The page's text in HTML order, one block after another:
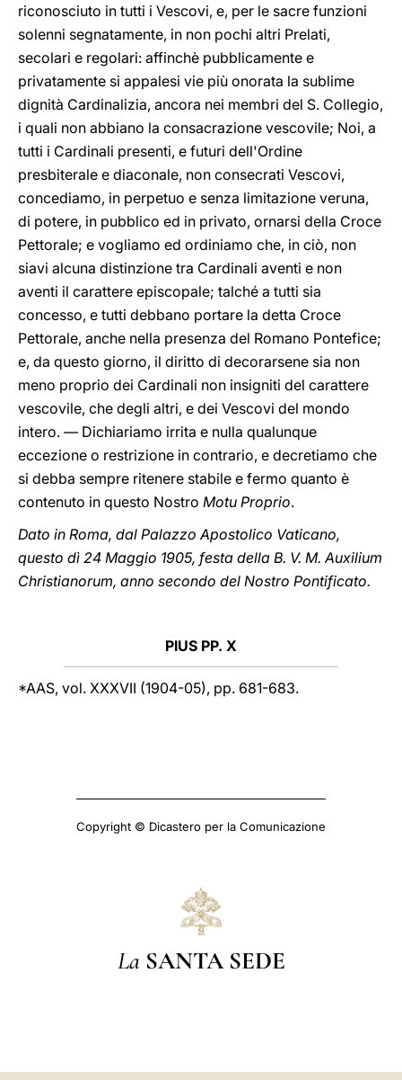
riconosciuto in tutti i Vescovi, e, per le sacre funzioni
solenni segnatamente, in non pochi altri Prelati,
secolari e regolari: affinchè pubblicamente e
privatamente si appalesi vie più onorata la sublime
dignità Cardinalizia, ancora nei membri del S. Collegio,
i quali non abbiano la consacrazione vescovile; Noi, a
tutti i Cardinali presenti, e futuri dell'Ordine
presbiterale e diaconale, non consecrati Vescovi,
concediamo, in perpetuo e senza limitazione veruna,
di potere, in pubblico ed in privato, ornarsi della Croce
Pettorale; e vogliamo ed ordiniamo che, in ciò, non
siavi alcuna distinzione tra Cardinali aventi e non
aventi il carattere episcopale; talché a tutti sia
concesso, e tutti debbano portare la detta Croce
Pettorale, anche nella presenza del Romano Pontefice;
e, da questo giorno, il diritto di decorarsene sia non
meno proprio dei Cardinali non insigniti del carattere
vescovile, che degli altri, e dei Vescovi del mondo
intero. — Dichiariamo irrita e nulla qualunque
eccezione o restrizione in contrario, e decretiamo che
si debba sempre ritenere stabile e fermo quanto è
contenuto in questo Nostro Motu Proprio.
Dato in Roma, dal Palazzo Apostolico Vaticano,
questo dì 24 Maggio 1905, festa della B. V. M. Auxilium
Christianorum, anno secondo del Nostro Pontificato.
PIUS PP. X
*AAS, vol. XXXVII (1904-05), pp. 681-683.
Copyright © Dicastero per la Comunicazione
La SANTA SEDE